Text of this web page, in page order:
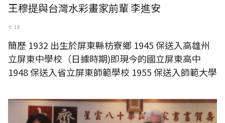
王穆提與台灣水彩畫家前輩 李進安
七 18
簡歷 1932 出生於屏東縣枋寮鄉 1945 保送入高雄州
立屏東中學校（日據時期)即現今的國立屏東高中
1948 保送入省立屏東師範學校 1955 保送入師範大學
李奇茂-中華文化復興運動前輩藝術家